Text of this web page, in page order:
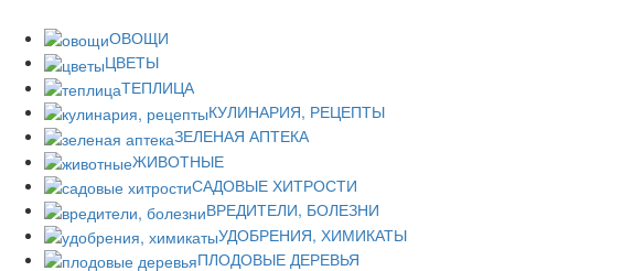
ОВОЩИ
ЦВЕТЫ
ТЕПЛИЦА
КУЛИНАРИЯ, РЕЦЕПТЫ
ЗЕЛЕНАЯ АПТЕКА
ЖИВОТНЫЕ
САДОВЫЕ ХИТРОСТИ
ВРЕДИТЕЛИ, БОЛЕЗНИ
УДОБРЕНИЯ, ХИМИКАТЫ
ПЛОДОВЫЕ ДЕРЕВЬЯ